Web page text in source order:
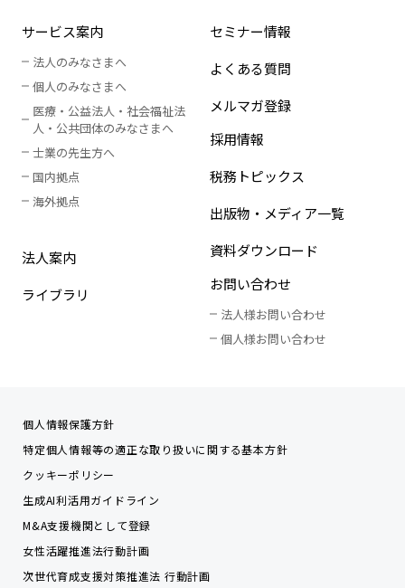
サービス案内
法人のみなさまへ
個人のみなさまへ
医療・公益法人・社会福祉法
人 ・ 公共団体のみなさまへ
士業の先生方へ
国内拠点
海外拠点
法人案内
ライブラリ
セミナー情報
よくある質問
メルマガ登録
採用情報
税務トピックス
出版物・メディア一覧
資料ダウンロード
お問い合わせ
法人様お問い合わせ
個人様お問い合わせ
個人情報保護方針
特定個人情報等の適正な取り扱いに関する基本方針
クッキーポリシー
生成AI利活用ガイドライン
M&A支援機関として登録
女性活躍推進法行動計画
次世代育成支援対策推進法 行動計画